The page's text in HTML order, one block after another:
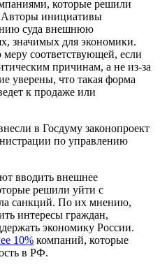
которые решили
Авторы инициативы
суда внешнюю
значимых для экономики.
меру соответствующей, если
причинам, а не из-за
уверены, что такая форма
к продаже или
в Госдуму законопроект
по управлению
вводить внешнее
решили уйти с
санкций. По их мнению,
интересы граждан,
экономику России.
10% компаний, которые
в РФ.